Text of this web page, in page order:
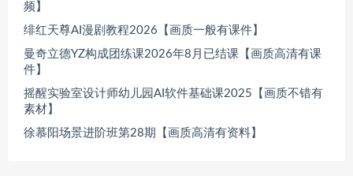
频】
绯红天尊AI漫剧教程2026【画质一般有课件】
曼奇立德YZ构成团练课2026年8月已结课【画质高清有课
件】
摇醒实验室设计师幼儿园AI软件基础课2025【画质不错有
素材】
徐慕阳场景进阶班第28期【画质高清有资料】